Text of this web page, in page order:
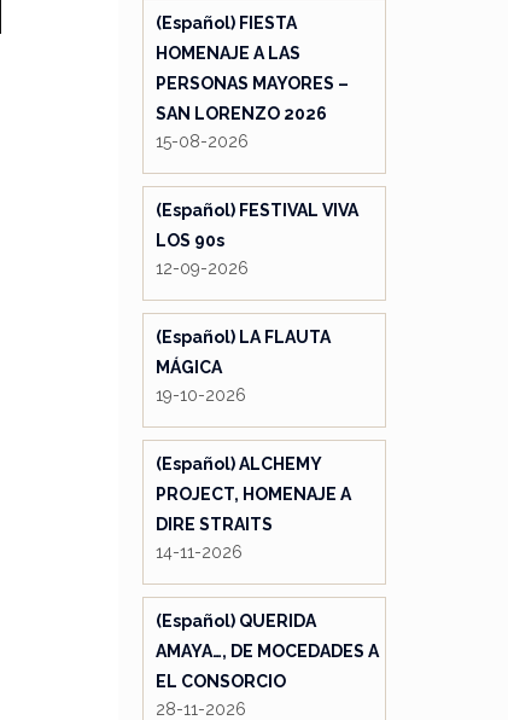
(Español) FIESTA
HOMENAJE A LAS
PERSONAS MAYORES –
SAN LORENZO 2026
15-08-2026
(Español) FESTIVAL VIVA
LOS 90s
12-09-2026
(Español) LA FLAUTA
MÁGICA
19-10-2026
(Español) ALCHEMY
PROJECT, HOMENAJE A
DIRE STRAITS
14-11-2026
(Español) QUERIDA
AMAYA…, DE MOCEDADES A
EL CONSORCIO
28-11-2026